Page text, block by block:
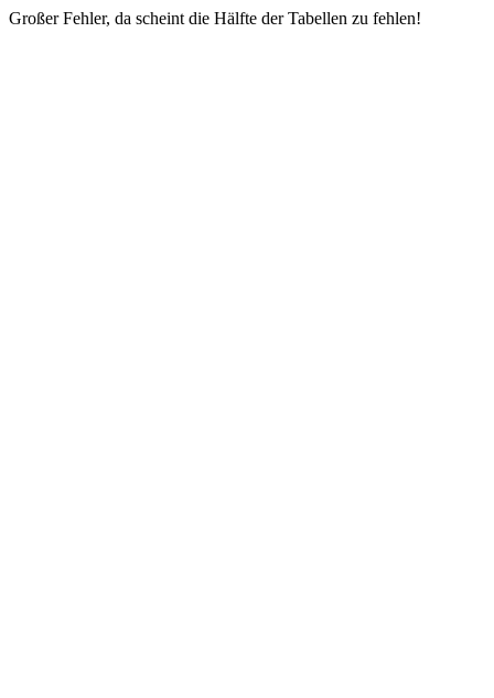
Großer Fehler, da scheint die Hälfte der Tabellen zu fehlen!